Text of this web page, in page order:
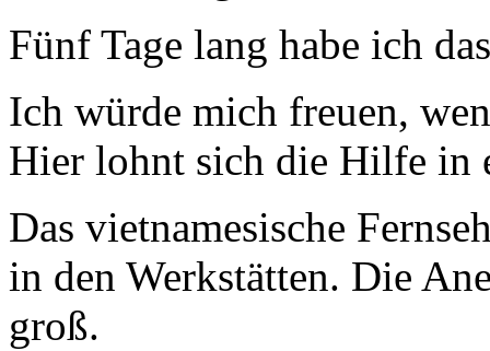
Fünf Tage lang habe ich
Ich würde mich freuen,
Hier lohnt sich die Hilfe in
Das vietnamesische
in den Werkstätten. Die
groß.